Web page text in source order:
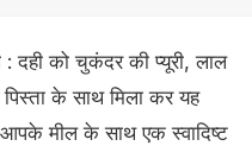
: दही को चुकंदर की प्यूरी, लाल
पिस्ता के साथ मिला कर यह
आपके मील के साथ एक स्वादिष्ट